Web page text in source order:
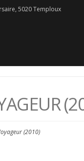
5020 Temploux
(2010)